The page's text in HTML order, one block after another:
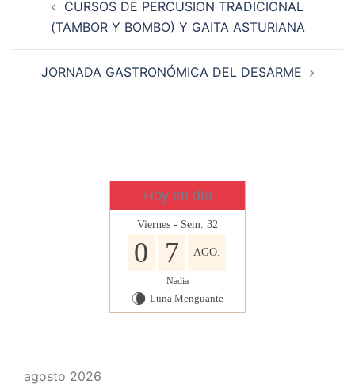
entradas
CURSOS DE PERCUSION TRADICIONAL
(TAMBOR Y BOMBO) Y GAITA ASTURIANA
JORNADA GASTRONÓMICA DEL DESARME
Hoy en día
Viernes - Sem. 32
0 7 AGO.
Nadia
V Luna Menguante
agosto 2026